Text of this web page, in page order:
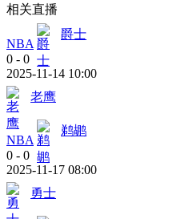
相关直播
NBA
爵士
0 - 0
2025-11-14 10:00
老鹰
NBA
鹈鹕
0 - 0
2025-11-17 08:00
勇士